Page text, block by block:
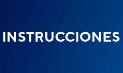
INSTRUCCIONES